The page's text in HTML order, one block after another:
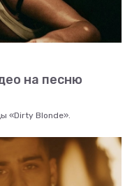
на песню
«Dirty Blonde».